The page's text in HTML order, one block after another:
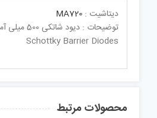
دیتاشیت : MA720
توضیحات : دیود شاتکی 500 میلی آمپر 40 ولت
Schottky Barrier Diodes
محصولات مرتبط